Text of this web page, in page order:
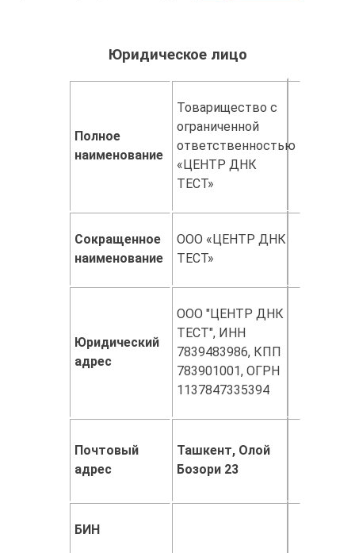
Юридическое лицо
Полное
наименование
Товарищество с
ограниченной
ответственностью
«ЦЕНТР ДНК
ТЕСТ»
Сокращенное
наименование
ООО «ЦЕНТР ДНК
ТЕСТ»
Юридический
адрес
ООО "ЦЕНТР ДНК
ТЕСТ", ИНН
7839483986, КПП
783901001, ОГРН
1137847335394
Почтовый
адрес
Ташкент, Олой
Бозори 23
БИН